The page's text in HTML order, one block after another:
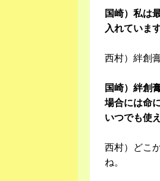
国崎）私は
入れていま
西村）絆創
国崎）絆創
場合には命
いつでも使
西村）どこ
ね。